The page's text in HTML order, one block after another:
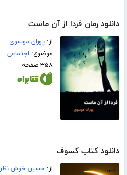
دانلود رمان فردا از آن ماست
از:پوران موسوی
موضوع: اجتماعی
۳۵۸ صفحه
دانلود کتاب کسوف
از:حسین خوش نظر